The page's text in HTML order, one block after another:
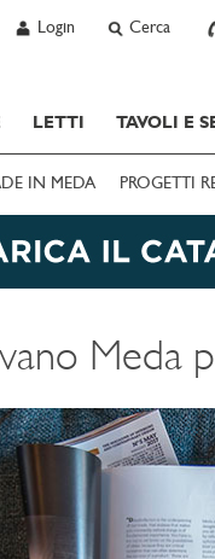
Login Cerca
LETTI TAVOLI E
IN MEDA PROGETTI
Meda